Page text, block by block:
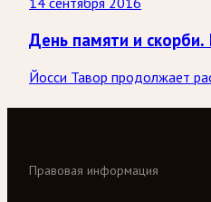
День памяти и
Йосси Тавор продолжает
Правовая информация